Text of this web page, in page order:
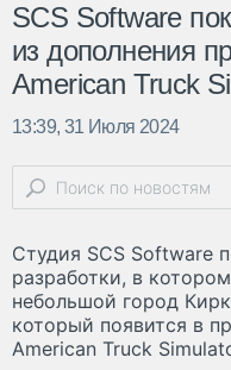
SCS Software
из дополнения
American Truck
13:39, 31 Июля 2024
Студия SCS Software
разработки, в
небольшой город
который появится в
American Truck